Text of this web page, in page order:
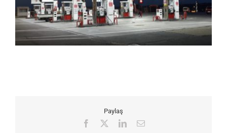
Paylaş
Facebook LinkedIn
E-